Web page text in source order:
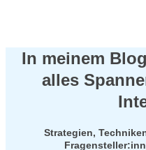
In meinem
alles
Strategien,